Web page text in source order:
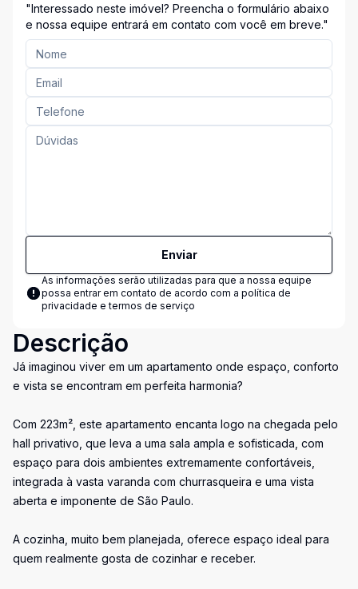
Entre em Contato Conosco!"
"Interessado neste imóvel? Preencha o formulário abaixo
e nossa equipe entrará em contato com você em breve."
Enviar
As informações serão utilizadas para que a nossa equipe
possa entrar em contato de acordo com a política de
privacidade e termos de serviço
Descrição
Já imaginou viver em um apartamento onde espaço, conforto
e vista se encontram em perfeita harmonia?
Com 223m², este apartamento encanta logo na chegada pelo
hall privativo, que leva a uma sala ampla e sofisticada, com
espaço para dois ambientes extremamente confortáveis,
integrada à vasta varanda com churrasqueira e uma vista
aberta e imponente de São Paulo.
A cozinha, muito bem planejada, oferece espaço ideal para
quem realmente gosta de cozinhar e receber.